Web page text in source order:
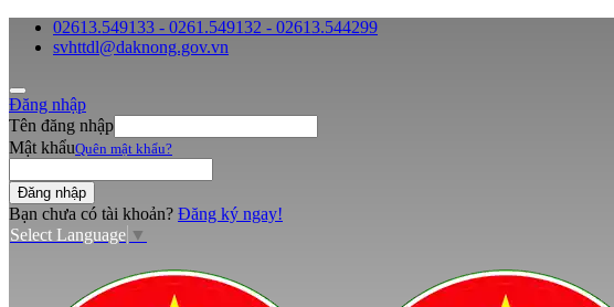
02613.549133 - 0261.549132 - 02613.544299
svhttdl@daknong.gov.vn
Đăng nhập
Tên đăng nhập
Mật khẩuQuên mật khẩu?
Bạn chưa có tài khoản? Đăng ký ngay!
Select Language ▼